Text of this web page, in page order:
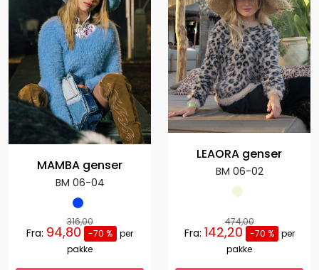
MAMBA genser
BM 06-04
316,00
Fra: 94,80 -70 % per
pakke
LEAORA genser
BM 06-02
474,00
Fra: 142,20 -70 %
per
pakke